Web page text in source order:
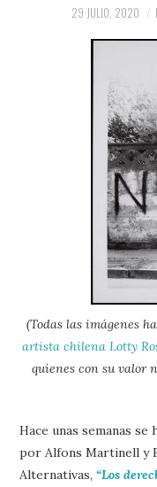
QUIÉN ES29 JULIO, 2020
(Todas las imágenes
artista chilena Lotty
quienes con su valor
Hace unas semanas
por Alfons Martinell y
Alternativas,“Los